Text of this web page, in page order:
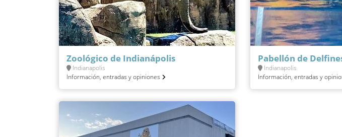
Zoológico de Indianápolis
Indianapolis
Información, entradas y opiniones
Pabellón de
Indianapolis
Información, entradas y